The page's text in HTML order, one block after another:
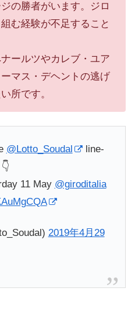
の勝者がいます。ジロ
む経験が不足すること
ールツやカレブ・ユア
マス・デヘントの逃げ
所です。
@Lotto_Soudal
line-
11 May @giroditalia
2019年4月29